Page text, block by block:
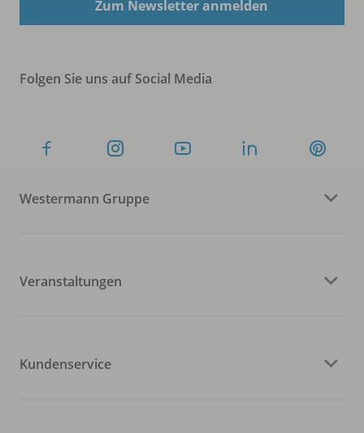
Zum Newsletter anmelden
Folgen Sie uns auf Social Media
Westermann Gruppe
Veranstaltungen
Kundenservice